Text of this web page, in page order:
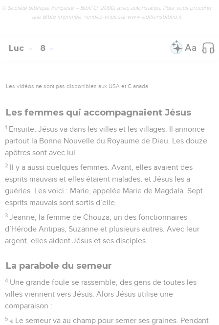
© Société biblique française – Bibli’O, 2000, avec autorisation. Pour vous procurer
une Bible imprimée, rendez-vous sur www.editionsbiblio.fr
Luc 8
Les vidéos ne sont pas disponibles aux USA et C anada.
Les femmes qui accompagnaient Jésus
1 Ensuite, Jésus va dans les villes et les villages. Il annonce
partout la Bonne Nouvelle du Royaume de Dieu. Les douze
apôtres sont avec lui.
2 Il y a aussi quelques femmes. Avant, elles avaient des
esprits mauvais et elles étaient malades, et Jésus les a
guéries. Les voici : Marie, appelée Marie de Magdala. Sept
esprits mauvais sont sortis d’elle.
3 Jeanne, la femme de Chouza, un des fonctionnaires
d’Hérode Antipas, Suzanne et plusieurs autres. Avec leur
argent, elles aident Jésus et ses disciples.
La parabole du semeur
4 Une grande foule se rassemble, des gens de toutes les
villes viennent vers Jésus. Alors Jésus utilise une
comparaison :
5 « Le semeur va au champ pour semer ses graines. Pendant